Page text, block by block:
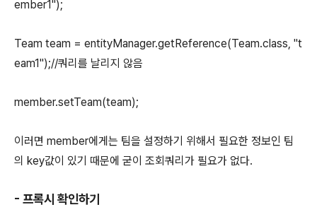
ember1");
Team team = entityManager.getReference(Team.class, "t
eam1");//쿼리를 날리지 않음
member.setTeam(team);
이러면 member에게는 팀을 설정하기 위해서 필요한 정보인 팀
의 key값이 있기 때문에 굳이 조회쿼리가 필요가 없다.
- 프록시 확인하기